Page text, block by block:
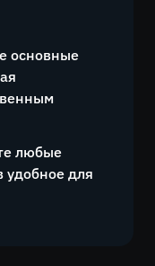
основные
любые
для